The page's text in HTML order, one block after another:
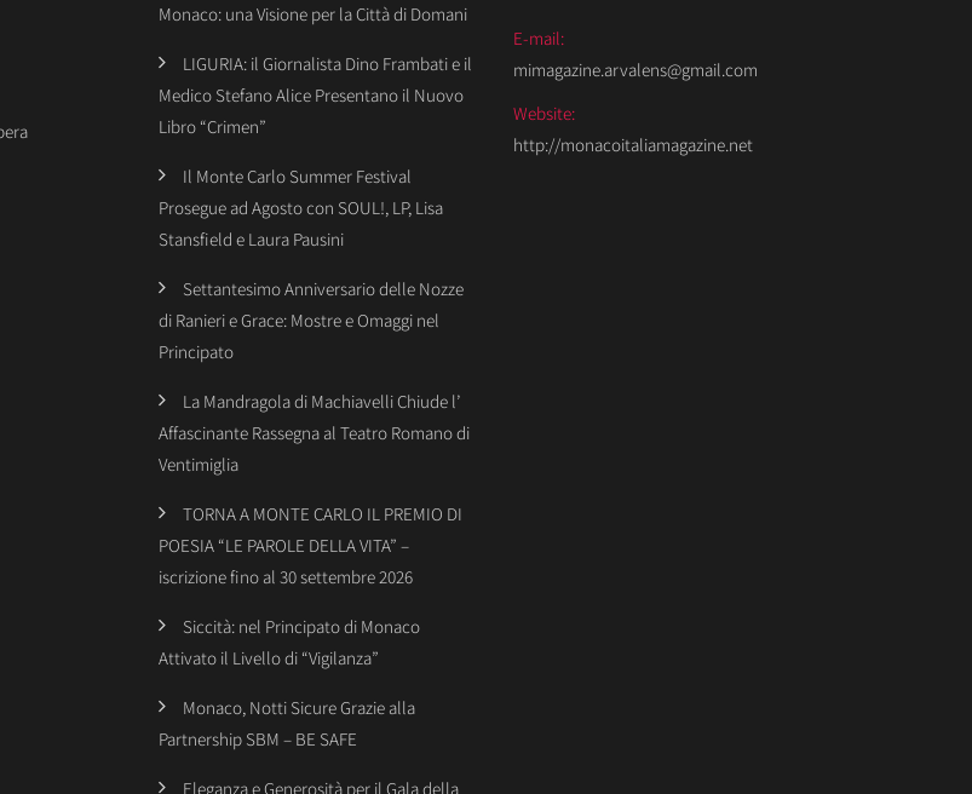
Monaco: una Visione per la Città di Domani
LIGURIA: il Giornalista Dino Frambati e il
Medico Stefano Alice Presentano il Nuovo
Libro “Crimen”
Il Monte Carlo Summer Festival
Prosegue ad Agosto con SOUL!, LP, Lisa
Stansfield e Laura Pausini
Settantesimo Anniversario delle Nozze
di Ranieri e Grace: Mostre e Omaggi nel
Principato
La Mandragola di Machiavelli Chiude l’
Affascinante Rassegna al Teatro Romano di
Ventimiglia
TORNA A MONTE CARLO IL PREMIO DI
POESIA “LE PAROLE DELLA VITA” –
iscrizione fino al 30 settembre 2026
Siccità: nel Principato di Monaco
Attivato il Livello di “Vigilanza”
Monaco, Notti Sicure Grazie alla
Partnership SBM – BE SAFE
Eleganza e Generosità per il Gala della
E-mail:
mimagazine.arvalens@gmail.com
Website:
http://monacoitaliamagazine.net